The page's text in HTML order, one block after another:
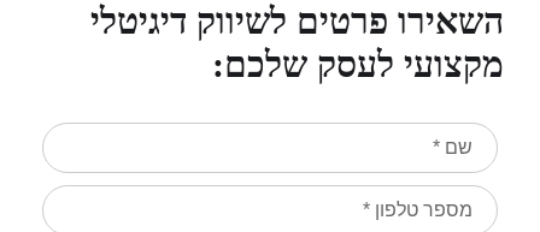
השאירו פרטים לשיווק דיגיטלי
מקצועי לעסק שלכם: